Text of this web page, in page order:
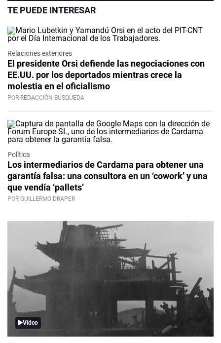
TE PUEDE INTERESAR
Relaciones exteriores
El presidente Orsi defiende las negociaciones con
EE.UU. por los deportados mientras crece la
molestia en el oficialismo
POR REDACCIÓN BÚSQUEDA
Política
Los intermediarios de Cardama para obtener una
garantía falsa: una consultora en un ‘cowork’ y una
que vendía ‘pallets’
POR GUILLERMO DRAPER
Video